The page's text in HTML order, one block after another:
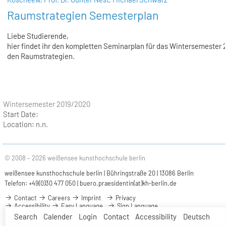
Search Calender Login Contact Accessibility Deutsch
Raumstrategien Semesterplan
Liebe Studierende,
hier findet ihr den kompletten Seminarplan für das Wintersemester
den Raumstrategien.
Wintersemester 2019/2020
Start Date:
Location: n.n.
© 2008 – 2026 weißensee kunsthochschule berlin
weißensee kunsthochschule berlin | Bühringstraße 20 | 13086 Berlin
Telefon: +49(0)30 477 050 | buero.praesidentin(at)kh-berlin.de
Contact
Careers Imprint
Privacy
Accessibility
Easy Language Sign Language